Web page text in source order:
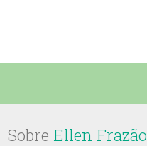
Sobre Ellen Frazão